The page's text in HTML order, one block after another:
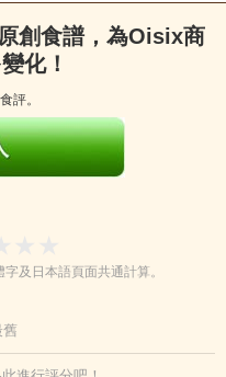
創食譜，為Oisix商
化！
評。
舊
及日本語頁面共通計算。